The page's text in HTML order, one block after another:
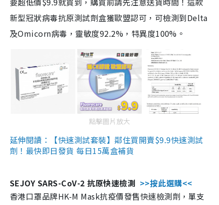
新型冠狀病毒抗原測試劑盒獲歐盟認可，可檢測到Delta
及Omicorn病毒，靈敏度92.2%，特異度100%。
點擊圖片放大
延伸閱讀：【快速測試套裝】鄰住買開賣$9.9快速測試
劑！最快即日發貨 每日15萬盒補貨
SEJOY SARS-CoV-2 抗原快速檢測 >>按此選購<<
香港口罩品牌HK-M Mask抗疫價發售快速檢測劑，單支